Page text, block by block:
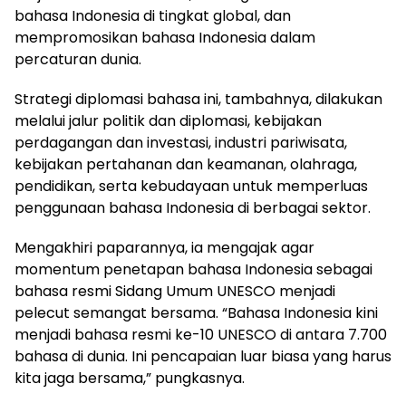
bahasa Indonesia di tingkat global, dan
mempromosikan bahasa Indonesia dalam
percaturan dunia.
Strategi diplomasi bahasa ini, tambahnya, dilakukan
melalui jalur politik dan diplomasi, kebijakan
perdagangan dan investasi, industri pariwisata,
kebijakan pertahanan dan keamanan, olahraga,
pendidikan, serta kebudayaan untuk memperluas
penggunaan bahasa Indonesia di berbagai sektor.
Mengakhiri paparannya, ia mengajak agar
momentum penetapan bahasa Indonesia sebagai
bahasa resmi Sidang Umum UNESCO menjadi
pelecut semangat bersama. “Bahasa Indonesia kini
menjadi bahasa resmi ke-10 UNESCO di antara 7.700
bahasa di dunia. Ini pencapaian luar biasa yang harus
kita jaga bersama,” pungkasnya.